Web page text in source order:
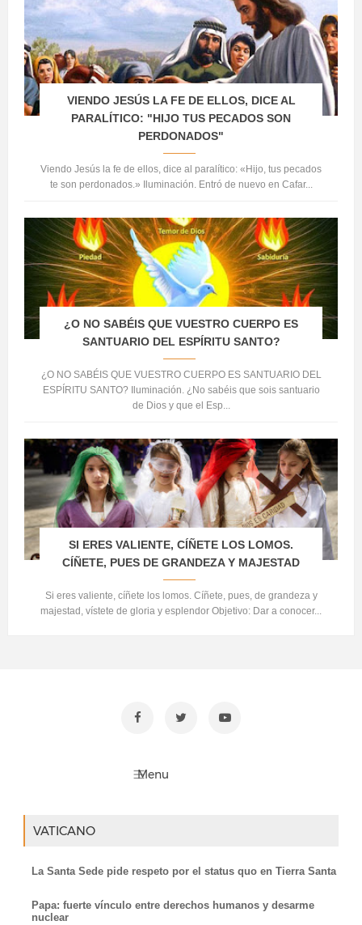
VIENDO JESÚS LA FE DE ELLOS, DICE AL
PARALÍTICO: "HIJO TUS PECADOS SON
PERDONADOS"
Viendo Jesús la fe de ellos, dice al paralítico: «Hijo, tus pecados
te son perdonados.» Iluminación. Entró de nuevo en Cafar...
¿O NO SABÉIS QUE VUESTRO CUERPO ES
SANTUARIO DEL ESPÍRITU SANTO?
¿O NO SABÉIS QUE VUESTRO CUERPO ES SANTUARIO DEL
ESPÍRITU SANTO? Iluminación. ¿No sabéis que sois santuario
de Dios y que el Esp...
SI ERES VALIENTE, CÍÑETE LOS LOMOS.
CÍÑETE, PUES DE GRANDEZA Y MAJESTAD
Si eres valiente, cíñete los lomos. Cíñete, pues, de grandeza y
majestad, vístete de gloria y esplendor Objetivo: Dar a conocer...
VATICANO
La Santa Sede pide respeto por el status quo en Tierra Santa
Papa: fuerte vínculo entre derechos humanos y desarme
nuclear